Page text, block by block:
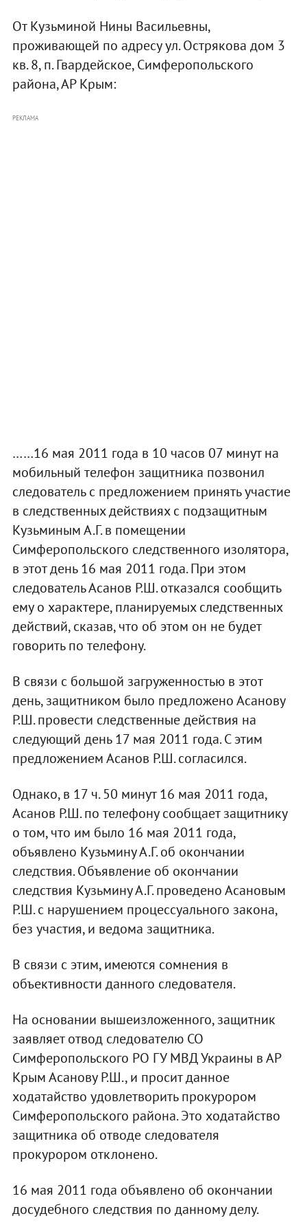
От Кузьминой Нины Васильевны,
проживающей по адресу ул. Острякова дом 3
кв. 8, п. Гвардейское, Симферопольского
района, АР Крым:
РЕКЛАМА
……16 мая 2011 года в 10 часов 07 минут на
мобильный телефон защитника позвонил
следователь с предложением принять участие
в следственных действиях с подзащитным
Кузьминым А.Г. в помещении
Симферопольского следственного изолятора,
в этот день 16 мая 2011 года. При этом
следователь Асанов Р.Ш. отказался сообщить
ему о характере, планируемых следственных
действий, сказав, что об этом он не будет
говорить по телефону.
В связи с большой загруженностью в этот
день, защитником было предложено Асанову
Р.Ш. провести следственные действия на
следующий день 17 мая 2011 года. С этим
предложением Асанов Р.Ш. согласился.
Однако, в 17 ч. 50 минут 16 мая 2011 года,
Асанов Р.Ш. по телефону сообщает защитнику
о том, что им было 16 мая 2011 года,
объявлено Кузьмину А.Г. об окончании
следствия. Объявление об окончании
следствия Кузьмину А.Г. проведено Асановым
Р.Ш. с нарушением процессуального закона,
без участия, и ведома защитника.
В связи с этим, имеются сомнения в
объективности данного следователя.
На основании вышеизложенного, защитник
заявляет отвод следователю СО
Симферопольского РО ГУ МВД Украины в АР
Крым Асанову Р.Ш., и просит данное
ходатайство удовлетворить прокурором
Симферопольского района. Это ходатайство
защитника об отводе следователя
прокурором отклонено.
16 мая 2011 года объявлено об окончании
досудебного следствия по данному делу.